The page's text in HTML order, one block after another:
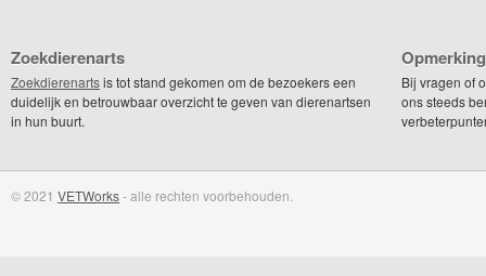
Zoekdierenarts
Zoekdierenartsis tot stand gekomen om de bezoekers een
duidelijk en betrouwbaar overzicht te geven van dierenartsen
in hun buurt.
Bij vragen of
ons steeds
© 2021 VETWorks- alle rechten voorbehouden.